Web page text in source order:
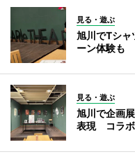
見る・遊ぶ
旭川でTシ
ーン体験も
見る・遊ぶ
旭川で企画
表現 コラボ